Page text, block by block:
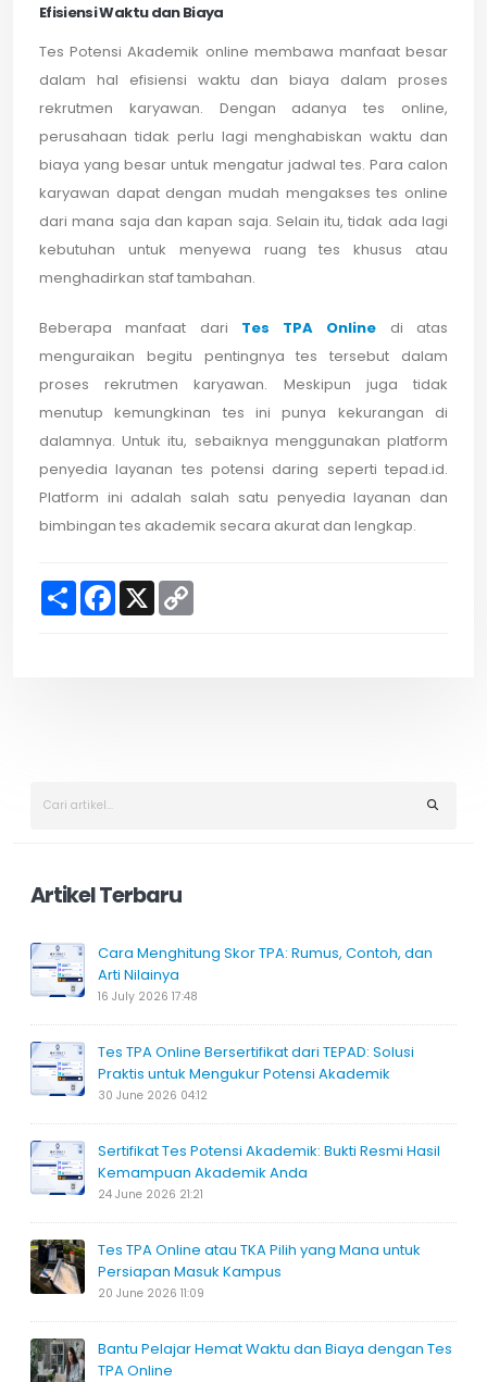
Efisiensi Waktu dan Biaya
Tes Potensi Akademik online membawa manfaat besar
dalam hal efisiensi waktu dan biaya dalam proses
rekrutmen karyawan. Dengan adanya tes online,
perusahaan tidak perlu lagi menghabiskan waktu dan
biaya yang besar untuk mengatur jadwal tes. Para calon
karyawan dapat dengan mudah mengakses tes online
dari mana saja dan kapan saja. Selain itu, tidak ada lagi
kebutuhan untuk menyewa ruang tes khusus atau
menghadirkan staf tambahan.
Beberapa manfaat dari Tes TPA Online di atas
menguraikan begitu pentingnya tes tersebut dalam
proses rekrutmen karyawan. Meskipun juga tidak
menutup kemungkinan tes ini punya kekurangan di
dalamnya. Untuk itu, sebaiknya menggunakan platform
penyedia layanan tes potensi daring seperti tepad.id.
Platform ini adalah salah satu penyedia layanan dan
bimbingan tes akademik secara akurat dan lengkap.
S
F
X
Artikel Terbaru
Cara Menghitung Skor TPA: Rumus, Contoh, dan
Arti Nilainya
16 July 2026 17:48
Tes TPA Online Bersertifikat dari TEPAD: Solusi
Praktis untuk Mengukur Potensi Akademik
30 June 2026 04:12
Sertifikat Tes Potensi Akademik: Bukti Resmi Hasil
Kemampuan Akademik Anda
24 June 2026 21:21
Tes TPA Online atau TKA Pilih yang Mana untuk
Persiapan Masuk Kampus
20 June 2026 11:09
Bantu Pelajar Hemat Waktu dan Biaya dengan Tes
TPA Online